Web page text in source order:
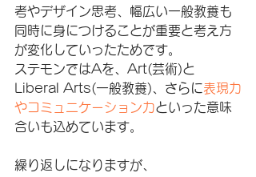
考やデザイン思考、幅広い一般教養も
同時に身につけることが重要と考え方
が変化していったためです。
ステモンではAを、Art(芸術)と
Liberal Arts(一般教養)、さらに表現力
やコミュニケーション力といった意味
合いも込めています。
繰り返しになりますが、